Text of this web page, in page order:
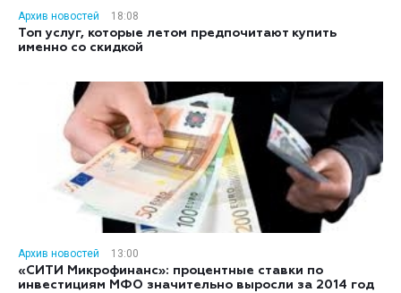
Архив новостей
18:08
Топ услуг, которые летом предпочитают купить
именно со скидкой
Архив новостей
13:00
«СИТИ Микрофинанс»: процентные ставки по
инвестициям МФО значительно выросли за 2014 год